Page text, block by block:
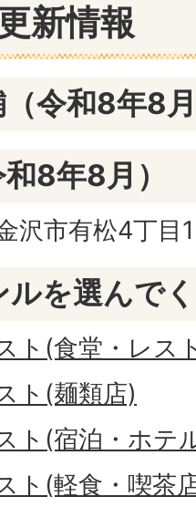
新情報
令和8年8
8年8月）
沢市有松4丁目
ルを選んで
ト(食堂・レス
ト(麺類店)
ト(宿泊・ホテ
ト(軽食・喫茶